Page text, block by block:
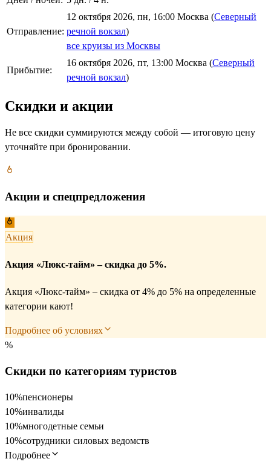
Отправление:
12 октября 2026, пн, 16:00 Москва (Северный
речной вокзал)
все круизы из Москвы
Прибытие:
16 октября 2026, пт, 13:00 Москва (Северный
речной вокзал)
Скидки и акции
Не все скидки суммируются между собой — итоговую цену
уточняйте при бронировании.
Акции и спецпредложения
Акция
Акция «Люкс-тайм» – скидка до 5%.
Акция «Люкс-тайм» – скидка от 4% до 5% на определенные
категории кают!
Подробнее об условиях
%
Скидки по категориям туристов
10%пенсионеры
10%инвалиды
10%многодетные семьи
10%сотрудники силовых ведомств
Подробнее